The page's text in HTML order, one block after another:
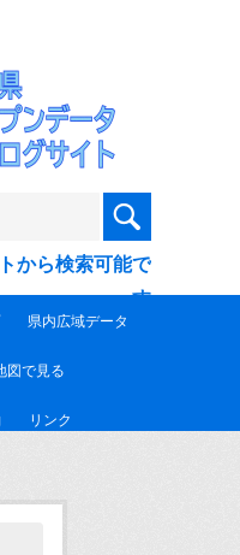
から検索可能で
す
県内広域データ
図で見る
リンク